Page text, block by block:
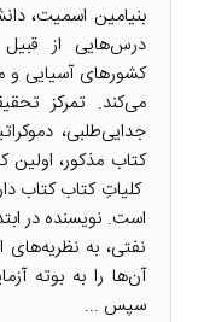
بنیامین اسمیت،
درس‌هایی از
کشورهای آسیایی و
می‌کند. تمرکز
جدایی‌طلبی،
کلیاتِ کتاب کتاب
است. نویسنده در
نفتی، به نظریه‌های
آن‌ها را به بوته
سپس ...